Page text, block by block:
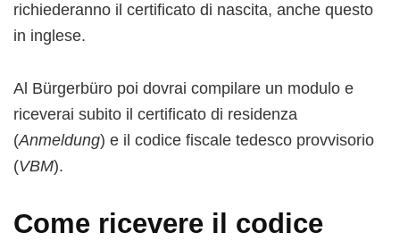
richiederanno il certificato di nascita, anche questo
in inglese.
Al Bürgerbüro poi dovrai compilare un modulo e
riceverai subito il certificato di residenza
(Anmeldung) e il codice fiscale tedesco provvisorio
(VBM).
Come ricevere il codice